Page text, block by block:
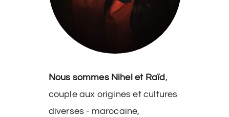
Nous sommes Nihel et Raïd,
couple aux origines et cultures
diverses - marocaine,